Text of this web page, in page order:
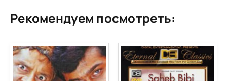
Рекомендуем посмотреть: